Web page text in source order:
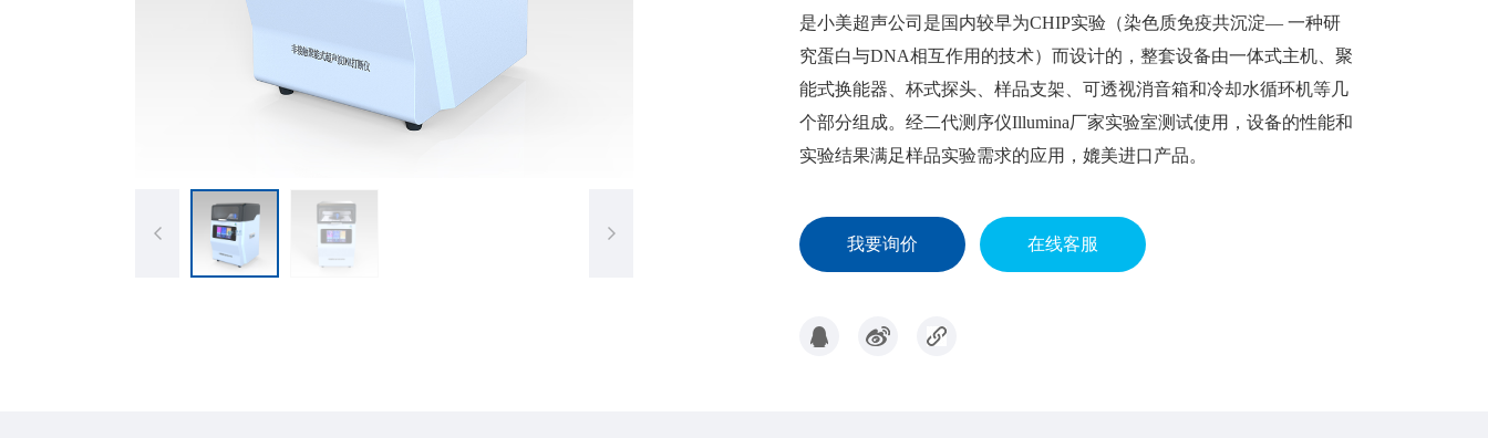
是小美超声公司是国内较早为CHIP实验（染色质免疫共沉淀— 一种研
究蛋白与DNA相互作用的技术）而设计的，整套设备由一体式主机、聚
能式换能器、杯式探头、样品支架、可透视消音箱和冷却水循环机等几
个部分组成。经二代测序仪Illumina厂家实验室测试使用，设备的性能和
实验结果满足样品实验需求的应用，媲美进口产品。
我要询价 在线客服